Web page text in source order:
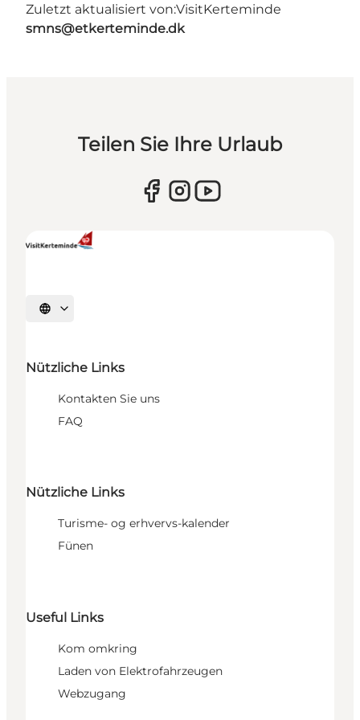
Zuletzt aktualisiert von:VisitKerteminde
smns@etkerteminde.dk
Teilen Sie Ihre Urlaub
Sprache auswählen
Nützliche Links
Kontakten Sie uns
FAQ
Nützliche Links
Turisme- og erhvervs-kalender
Fünen
Useful Links
Kom omkring
Laden von Elektrofahrzeugen
Webzugang